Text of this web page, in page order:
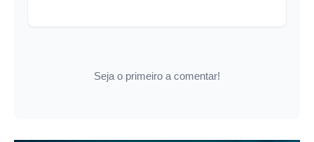
Seja o primeiro a comentar!